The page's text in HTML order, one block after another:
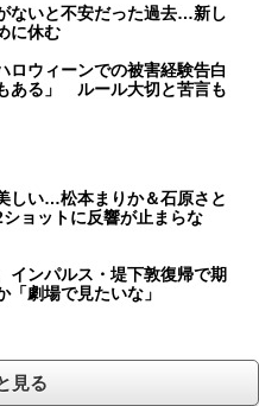
ないと不安だった過去…新し
に休む
ロウィーンでの被害経験告白
ある」 ルール大切と苦言も
しい…松本まりか＆石原さと
ョットに反響が止まらな
インパルス・堤下敦復帰で期
劇場で見たいな」
見る